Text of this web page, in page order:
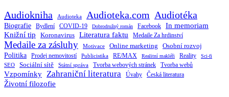
Audiokniha Audioteka Audioteka.com Audiotéka
Biografie Bydlení COVID-19 Dobrodružný román Facebook In memoriam
Knižní tip Koronavirus Literatura faktu Medaile Za hrdinství
Medaile za zásluhy Motivace Online marketing Osobní rozvoj
Politika Prodej nemovitostí Publicistika RE/MAX Realitní makléři Reality Sci-fi
SEO Sociální sítě Státní správa Tvorba webových stránek Tvorba webů
Vzpomínky Zahraniční literatura Úvahy Česká literatura
Životní filozofie